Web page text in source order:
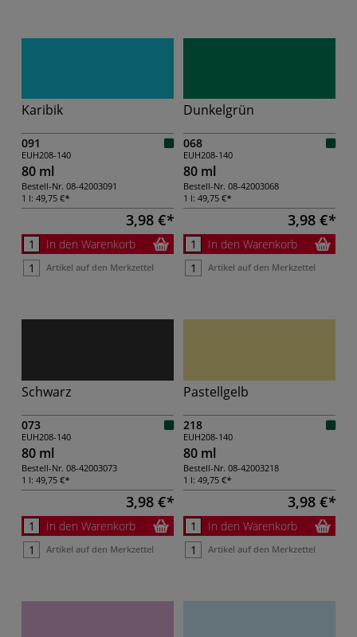
Karibik
091
EUH208-140
80 ml
Bestell-Nr. 08-42003091
1 l: 49,75 €
3,98 €
In den Warenkorb
Artikel auf den Merkzettel
Dunkelgrün
068
EUH208-140
80 ml
Bestell-Nr. 08-42003068
1 l: 49,75 €
3,98 €
In den Warenkorb
Artikel auf den Merkzettel
Schwarz
073
EUH208-140
80 ml
Bestell-Nr. 08-42003073
1 l: 49,75 €
3,98 €
In den Warenkorb
Artikel auf den Merkzettel
Pastellgelb
218
EUH208-140
80 ml
Bestell-Nr. 08-42003218
1 l: 49,75 €
3,98 €
In den Warenkorb
Artikel auf den Merkzettel